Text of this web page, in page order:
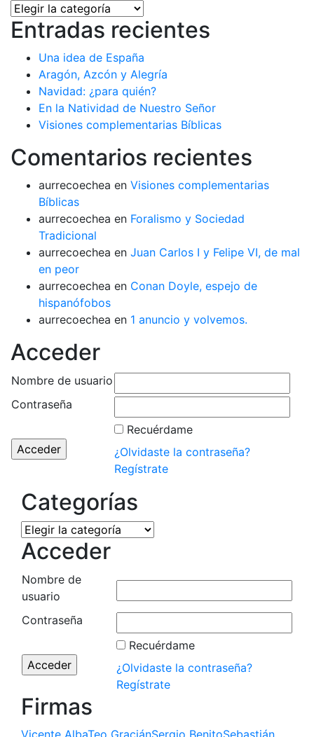
Categorías
Entradas recientes
Una idea de España
Aragón, Azcón y Alegría
Navidad: ¿para quién?
En la Natividad de Nuestro Señor
Visiones complementarias Bíblicas
Comentarios recientes
aurrecoechea en Visiones complementarias
Bíblicas
aurrecoechea en Foralismo y Sociedad
Tradicional
aurrecoechea en Juan Carlos I y Felipe VI, de mal
en peor
aurrecoechea en Conan Doyle, espejo de
hispanófobos
aurrecoechea en 1 anuncio y volvemos.
Acceder
Nombre de usuario
Contraseña
Recuérdame
¿Olvidaste la contraseña?
Regístrate
Categorías
Categorías
Acceder
Nombre de
usuario
Contraseña
Recuérdame
¿Olvidaste la contraseña?
Regístrate
Firmas
Vicente AlbaTeo GraciánSergio BenitoSebastián